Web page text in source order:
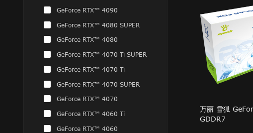
GeForce RTX™ 4090
GeForce RTX™ 4080 SUPER
GeForce RTX™ 4080
GeForce RTX™ 4070 Ti SUPER
GeForce RTX™ 4070 Ti
GeForce RTX™ 4070 SUPER
GeForce RTX™ 4070
GeForce RTX™ 4060 Ti
GeForce RTX™ 4060
万丽 雪狐
GDDR7